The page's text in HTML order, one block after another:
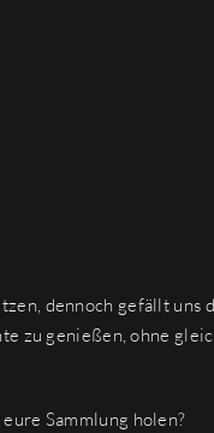
dennoch gefällt uns
zu genießen, ohne
Sammlung holen?